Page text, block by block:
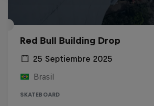
Red Bull Building Drop
25 Septiembre 2025
Brasil
SKATEBOARD